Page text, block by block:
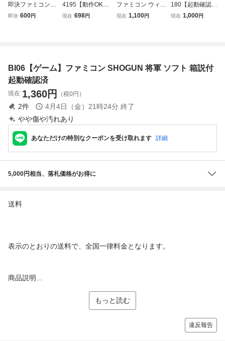
即決ファミコンソ
フト 将軍 SHOGU
即決 600円
4195【動作OK】
SHOGUN 将軍 フ
現在 698円
ファミコン ウィザ
ードリィ ゲームソ
現在 1,100円
180【起動確認済
み】FC 貝獣物語
現在 1,000円
BI06【ゲーム】ファミコン SHOGUN 将軍 ソフト 箱説付
起動確認済
現在 1,360円 （税0円）
2件 4月4日（金）21時24分 終了
やや傷や汚れあり
あなただけの特別なクーポンを受け取れます 詳細
5,000円相当、落札価格がお得に
送料
表示のとおりの送料で、全国一律料金となります。
商品説明...
もっと読む
違反報告